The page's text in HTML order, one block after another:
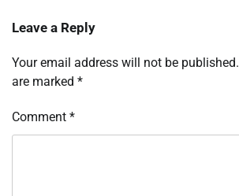
Leave a Reply
Your email address will not be published.
are marked *
Comment *